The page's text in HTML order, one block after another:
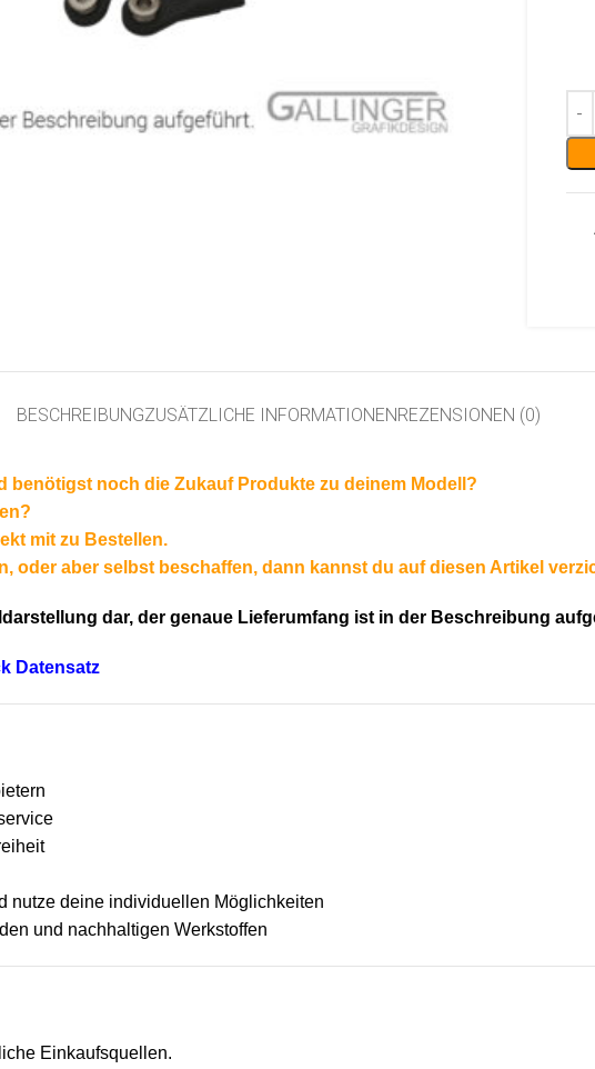
BESCHREIBUNGZUSÄTZLICHE INFORMATIONENREZENSIONEN (0)
benötigst noch die Zukauf Produkte zu deinem Modell?
mit zu Bestellen.
oder aber selbst beschaffen, dann kannst du auf diesen Artikel
dar, der genaue Lieferumfang ist in der Beschreibung
Datensatz
nutze deine individuellen Möglichkeiten
und nachhaltigen Werkstoffen
Einkaufsquellen.